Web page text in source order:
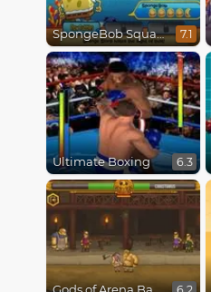
SpongeBob SquarePants : Monster Island Adventures 7.1
Ultimate Boxing 6.3